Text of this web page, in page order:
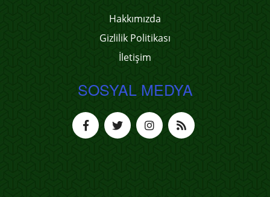
Hakkımızda
Gizlilik Politikası
İletişim
SOSYAL MEDYA